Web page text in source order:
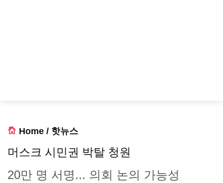
Home / 핫뉴스
머스크 시민권 박탈 청원
20만 명 서명... 의회 논의 가능성